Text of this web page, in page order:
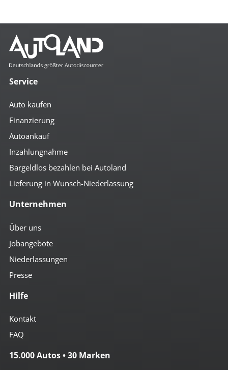
Service
Auto kaufen
Finanzierung
Autoankauf
Inzahlungnahme
Bargeldlos bezahlen bei Autoland
Lieferung in Wunsch-Niederlassung
Unternehmen
Über uns
Jobangebote
Niederlassungen
Presse
Hilfe
Kontakt
FAQ
15.000 Autos • 30 Marken